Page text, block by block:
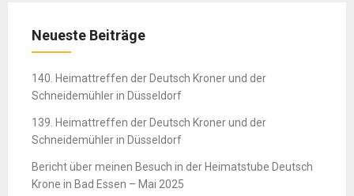
Neueste Beiträge
140. Heimattreffen der Deutsch Kroner und der
Schneidemühler in Düsseldorf
139. Heimattreffen der Deutsch Kroner und der
Schneidemühler in Düsseldorf
Bericht über meinen Besuch in der Heimatstube Deutsch
Krone in Bad Essen – Mai 2025